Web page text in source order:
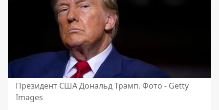
Президент США Дональд Трамп. Фото - Getty
Images